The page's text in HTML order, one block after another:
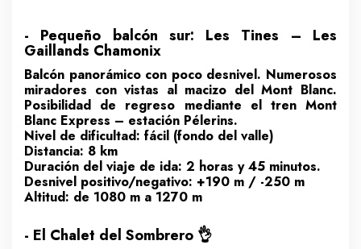
- Pequeño balcón sur: Les Tines – Les
Gaillands Chamonix
Balcón panorámico con poco desnivel. Numerosos
miradores con vistas al macizo del Mont Blanc.
Posibilidad de regreso mediante el tren Mont
Blanc Express – estación Pélerins.
Nivel de dificultad: fácil (fondo del valle)
Distancia: 8 km
Duración del viaje de ida: 2 horas y 45 minutos.
Desnivel positivo/negativo: +190 m / -250 m
Altitud: de 1080 m a 1270 m
- El Chalet del Sombrero 👌